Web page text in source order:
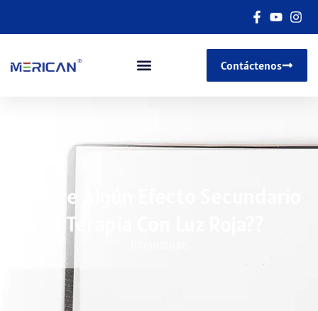
Contáctenos
¿Existe Algún Efecto Secundario
De La Terapia Con Luz Roja??